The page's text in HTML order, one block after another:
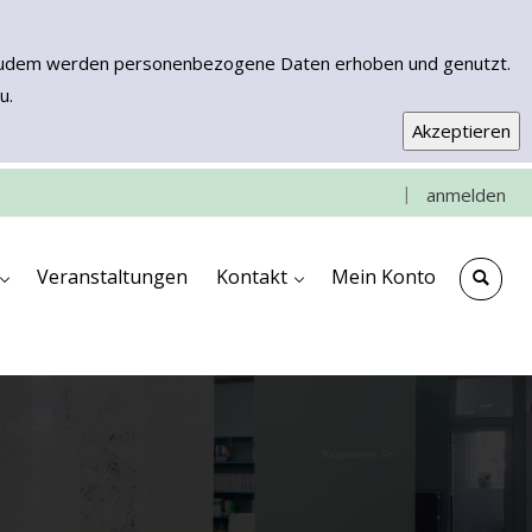
werden personenbezogene Daten erhoben und genutzt.
| anmelden
Veranstaltungen
Kontakt
Mein Konto